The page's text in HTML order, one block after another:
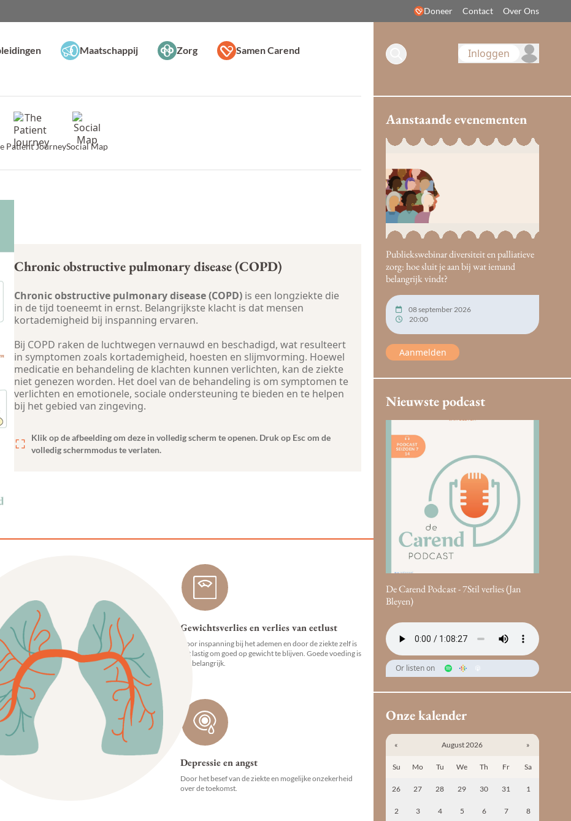
Doneer Contact Over Ons
Maatschappij Zorg Samen Carend
Patient JourneySocial Map
Chronic obstructive pulmonary disease (COPD)
Chronic obstructive pulmonary disease (COPD) is een longziekte die
in de tijd toeneemt in ernst. Belangrijkste klacht is dat mensen
kortademigheid bij inspanning ervaren.
Bij COPD raken de luchtwegen vernauwd en beschadigd, wat resulteert
in symptomen zoals kortademigheid, hoesten en slijmvorming. Hoewel
medicatie en behandeling de klachten kunnen verlichten, kan de ziekte
niet genezen worden. Het doel van de behandeling is om symptomen te
verlichten en emotionele, sociale ondersteuning te bieden en te helpen
bij het gebied van zingeving.
Klik op de afbeelding om deze in volledig scherm te openen. Druk op Esc om de
volledig schermmodus te verlaten.
Gewichtsverlies en verlies van eetlust
Door inspanning bij het ademen en door de ziekte zelf is
het lastig om goed op gewicht te blijven. Goede voeding is
erg belangrijk.
Depressie en angst
Door het besef van de ziekte en mogelijke onzekerheid
over de toekomst.
Inloggen
Aanstaande evenementen
Publiekswebinar diversiteit en palliatieve
zorg: hoe sluit je aan bij wat iemand
belangrijk vindt?
08 september 2026
20:00
Aanmelden
Nieuwste podcast
De Carend Podcast - 7Stil verlies (Jan
Bleyen)
Or listen on
Onze kalender
« August 2026 »
Su Mo Tu We Th Fr Sa
26 27 28 29 30 31 1
2 3 4 5 6 7 8